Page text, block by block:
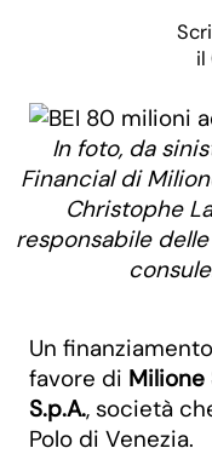
il
In foto, da
Financial di
Christophe
responsabile
Un
favore di Milione
S.p.A., società
Polo di Venezia.